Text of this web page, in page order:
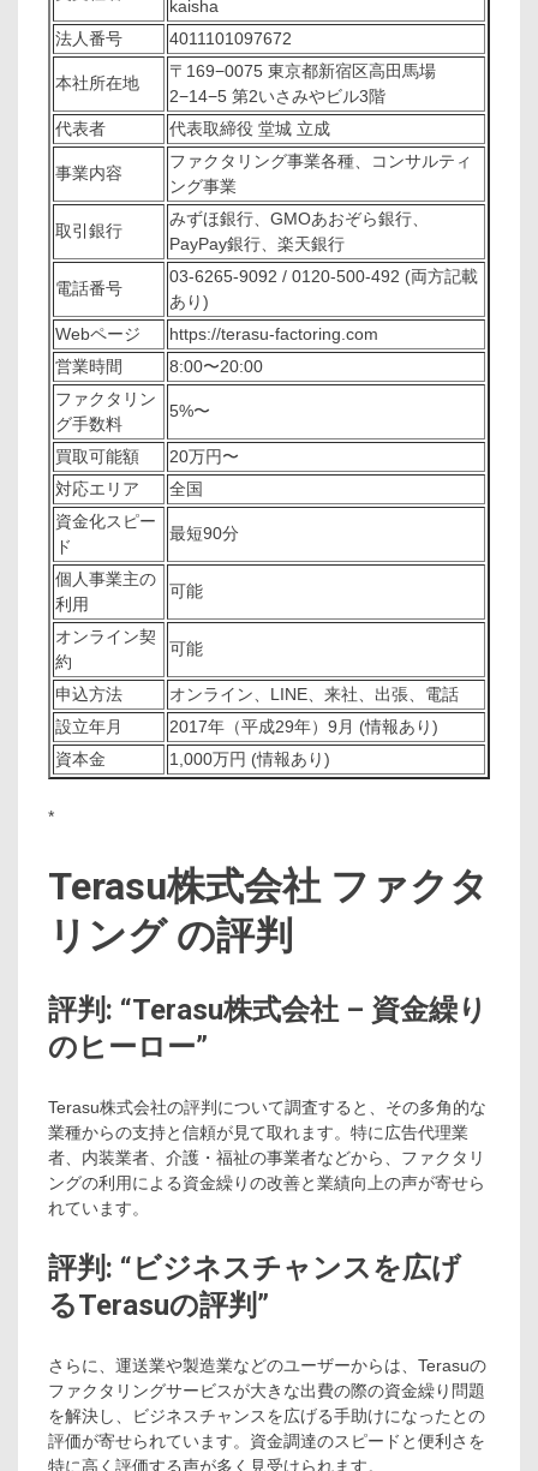
kaisha
法人番号
4011101097672
本社所在地
〒169−0075 東京都新宿区高田馬場
2−14−5 第2いさみやビル3階
代表者
代表取締役 堂城 立成
事業内容
ファクタリング事業各種、コンサルティ
ング事業
取引銀行
みずほ銀行、GMOあおぞら銀行、
PayPay銀行、楽天銀行
電話番号
03-6265-9092 / 0120-500-492 (両方記載
あり)
Webページ
https://terasu-factoring.com
営業時間
8:00〜20:00
ファクタリン
グ手数料
5%〜
買取可能額
20万円〜
対応エリア
全国
資金化スピー
ド
最短90分
個人事業主の
利用
可能
オンライン契
約
可能
申込方法
オンライン、LINE、来社、出張、電話
設立年月
2017年（平成29年）9月 (情報あり)
資本金
1,000万円 (情報あり)
*
Terasu株式会社 ファクタ
リング の評判
評判: “Terasu株式会社 – 資金繰り
のヒーロー”
Terasu株式会社の評判について調査すると、その多角的な
業種からの支持と信頼が見て取れます。特に広告代理業
者、内装業者、介護・福祉の事業者などから、ファクタリ
ングの利用による資金繰りの改善と業績向上の声が寄せら
れています。
評判: “ビジネスチャンスを広げ
るTerasuの評判”
さらに、運送業や製造業などのユーザーからは、Terasuの
ファクタリングサービスが大きな出費の際の資金繰り問題
を解決し、ビジネスチャンスを広げる手助けになったとの
評価が寄せられています。資金調達のスピードと便利さを
特に高く評価する声が多く見受けられます。